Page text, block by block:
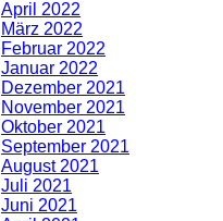
April 2022
März 2022
Februar 2022
Januar 2022
Dezember 2021
November 2021
Oktober 2021
September 2021
August 2021
Juli 2021
Juni 2021